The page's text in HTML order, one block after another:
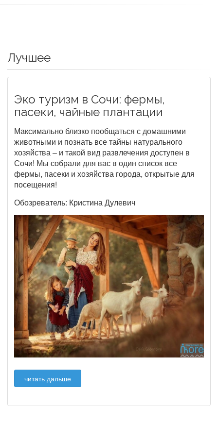
Лучшее
Эко туризм в Сочи: фермы,
пасеки, чайные плантации
Максимально близко пообщаться с домашними
животными и познать все тайны натурального
хозяйства – и такой вид развлечения доступен в
Сочи! Мы собрали для вас в один список все
фермы, пасеки и хозяйства города, открытые для
посещения!
Обозреватель: Кристина Дулевич
читать дальше